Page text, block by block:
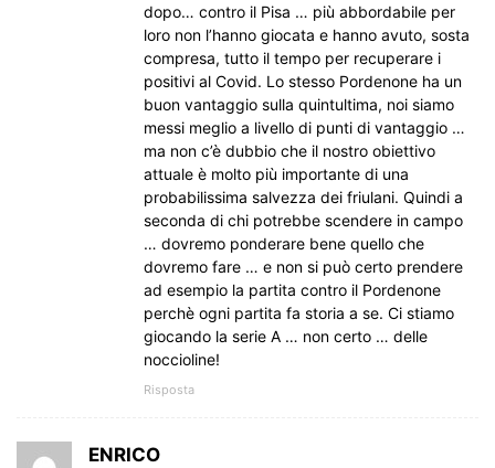
dopo… contro il Pisa … più abbordabile per
loro non l’hanno giocata e hanno avuto, sosta
compresa, tutto il tempo per recuperare i
positivi al Covid. Lo stesso Pordenone ha un
buon vantaggio sulla quintultima, noi siamo
messi meglio a livello di punti di vantaggio …
ma non c’è dubbio che il nostro obiettivo
attuale è molto più importante di una
probabilissima salvezza dei friulani. Quindi a
seconda di chi potrebbe scendere in campo
… dovremo ponderare bene quello che
dovremo fare … e non si può certo prendere
ad esempio la partita contro il Pordenone
perchè ogni partita fa storia a se. Ci stiamo
giocando la serie A … non certo … delle
noccioline!
Risposta
ENRICO